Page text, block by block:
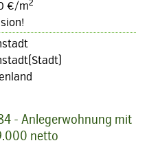
€/m2
- Anlegerwohnung mit
netto